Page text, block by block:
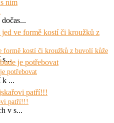
formě kostí či kroužků z buvolí kůže
s...
potřebovat
k ...
patří!!!
v s...